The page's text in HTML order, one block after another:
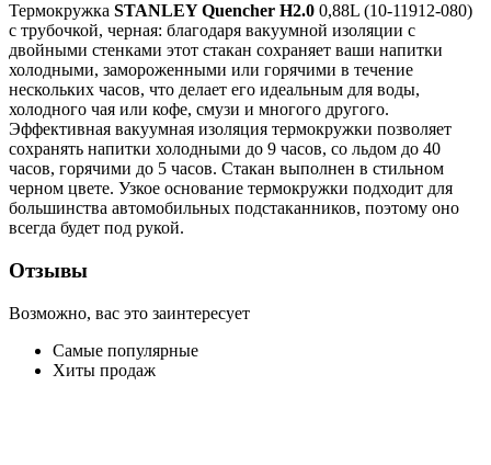
Термокружка STANLEY Quencher H2.0 0,88L (10-11912-080)
с трубочкой, черная: благодаря вакуумной изоляции с
двойными стенками этот стакан сохраняет ваши напитки
холодными, замороженными или горячими в течение
нескольких часов, что делает его идеальным для воды,
холодного чая или кофе, смузи и многого другого.
Эффективная вакуумная изоляция термокружки позволяет
сохранять напитки холодными до 9 часов, со льдом до 40
часов, горячими до 5 часов. Стакан выполнен в стильном
черном цвете. Узкое основание термокружки подходит для
большинства автомобильных подстаканников, поэтому оно
всегда будет под рукой.
Отзывы
Возможно, вас это заинтересует
Самые популярные
Хиты продаж